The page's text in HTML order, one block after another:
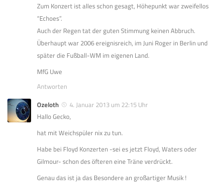
Zum Konzert ist alles schon gesagt, Höhepunkt war zweifellos
“Echoes”.
Auch der Regen tat der guten Stimmung keinen Abbruch.
Überhaupt war 2006 ereignisreich, im Juni Roger in Berlin und
später die Fußball-WM im eigenen Land.
MfG Uwe
Antworten
Ozeloth
4. Januar 2013 um 22:15 Uhr
Hallo Gecko,
hat mit Weichspüler nix zu tun.
Habe bei Floyd Konzerten -sei es jetzt Floyd, Waters oder
Gilmour- schon des öfteren eine Träne verdrückt.
Genau das ist ja das Besondere an großartiger Musik !